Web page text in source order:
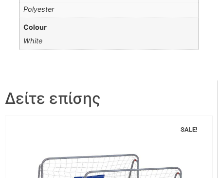
Δείτε επίσης
SALE!
Polyester
Colour
White